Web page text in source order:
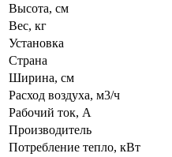
Высота, см
Вес, кг
Установка
Страна
Ширина, см
Расход воздуха, м3/ч
Рабочий ток, А
Производитель
Потребление тепло, кВт